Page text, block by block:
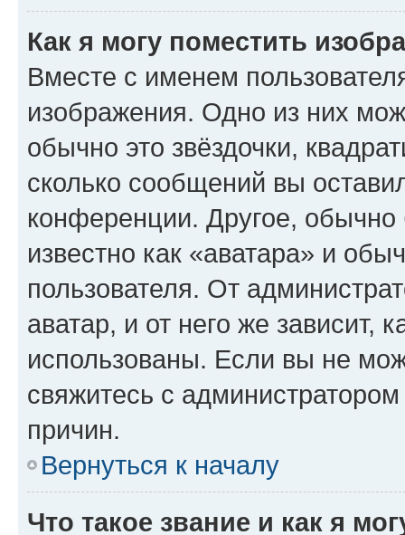
Как я могу поместить
Вместе с именем
изображения. Одно из них
обычно это звёздочки,
сколько сообщений вы
конференции. Другое,
известно как «аватара» и
пользователя. От
аватар, и от него же зависит,
использованы. Если вы не
свяжитесь с
причин.
Вернуться к началу
Что такое звание и как я